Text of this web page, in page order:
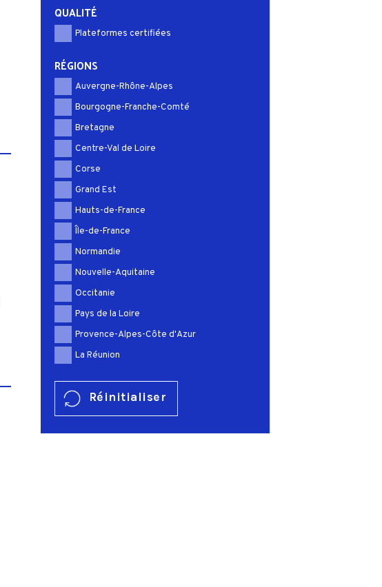
QUALITÉ
Plateformes certifiées
RÉGIONS
Auvergne-Rhône-Alpes
Bourgogne-Franche-Comté
Bretagne
Centre-Val de Loire
Corse
Grand Est
Hauts-de-France
Île-de-France
Normandie
Nouvelle-Aquitaine
Occitanie
Pays de la Loire
Provence-Alpes-Côte d'Azur
La Réunion
Réinitialiser